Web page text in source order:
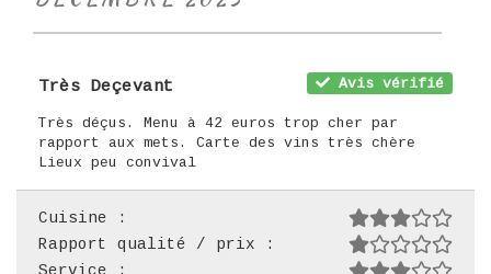
Avis vérifié
Très Deçevant
Très déçus. Menu à 42 euros trop cher par
rapport aux mets. Carte des vins très chère
Lieux peu convival
Cuisine :
Rapport qualité / prix :